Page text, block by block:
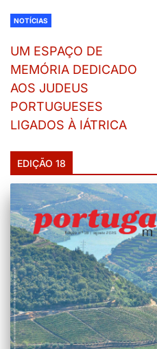
NOTÍCIAS
UM ESPAÇO DE
MEMÓRIA DEDICADO
AOS JUDEUS
PORTUGUESES
LIGADOS À IÁTRICA
EDIÇÃO 18